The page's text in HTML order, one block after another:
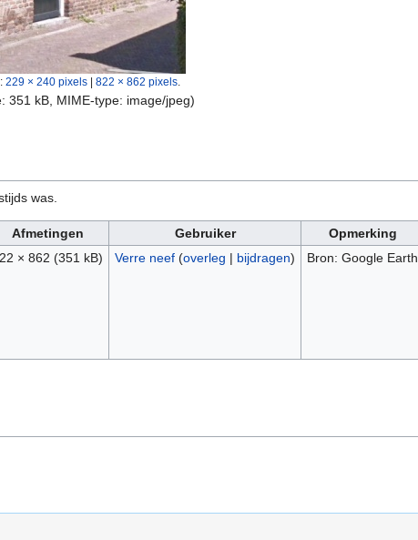
229 × 240 pixels | 822 × 862 pixels
351 kB, MIME-type: image/jpeg)
was.
Afmetingen Gebruiker
Opmerking
× 862 (351 kB) Verre neef (overleg | bijdragen) Bron: Google Earth